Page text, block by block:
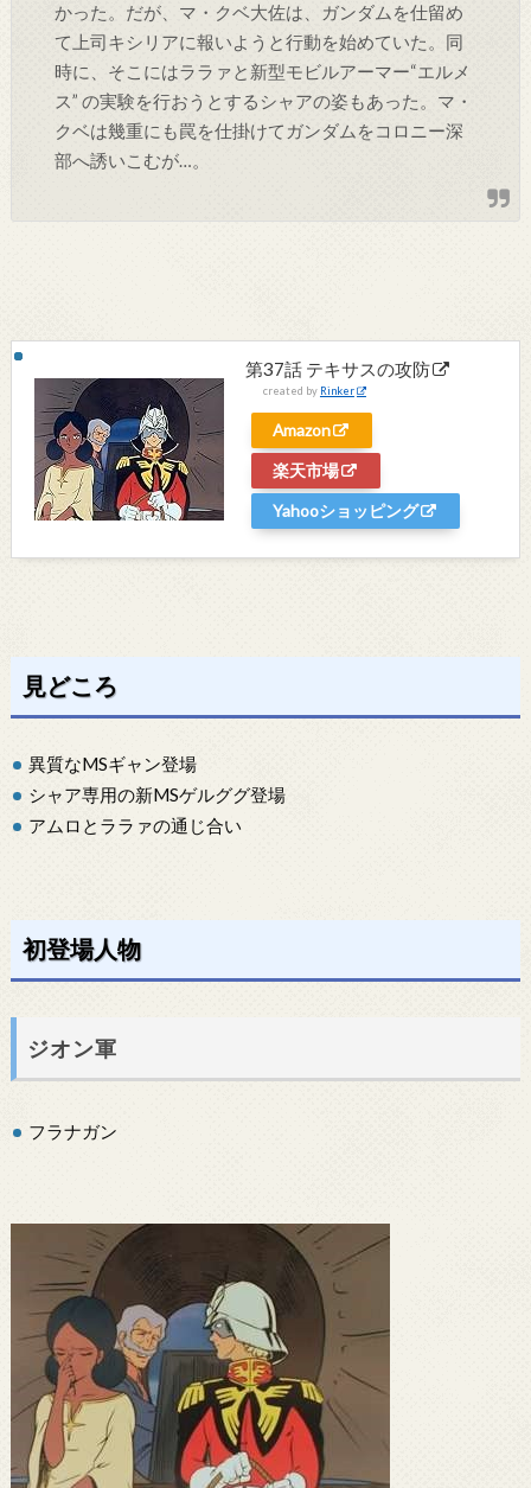
かった。だが、マ・クベ大佐は、ガンダムを仕留め
て上司キシリアに報いようと行動を始めていた。同
時に、そこにはララァと新型モビルアーマー“エルメ
ス” の実験を行おうとするシャアの姿もあった。マ・
クベは幾重にも罠を仕掛けてガンダムをコロニー深
部へ誘いこむが…。
第37話 テキサスの攻防
created by Rinker
Amazon
楽天市場
Yahooショッピング
見どころ
異質なMSギャン登場
シャア専用の新MSゲルググ登場
アムロとララァの通じ合い
初登場人物
ジオン軍
フラナガン